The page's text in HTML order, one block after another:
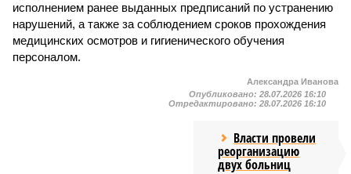
исполнением ранее выданных предписаний по устранению
нарушений, а также за соблюдением сроков прохождения
медицинских осмотров и гигиенического обучения
персоналом.
Александра Иванова
Опубликовано: 28.07.2026 16:10
Отредактировано: 28.07.2026 16:10
Власти провели
реорганизацию
двух больниц